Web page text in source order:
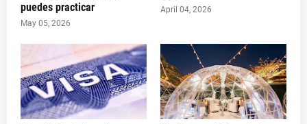
puedes practicar
May 05, 2026
April 04, 2026